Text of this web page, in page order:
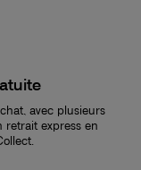
avec plusieurs
retrait express en